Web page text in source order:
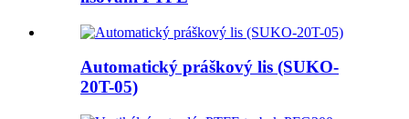
Automatický práškový lis (SUKO-
20T-05)